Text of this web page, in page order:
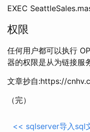
EXEC
权限
任何用户都可以执行
器的权限是从为链接服
文章抄自:https://
（完）
<< sqlserver导入sql